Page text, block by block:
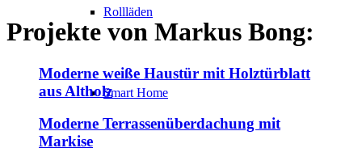
Rollläden
Smart Home
Projekte von Markus Bong:
Moderne weiße Haustür mit Holztürblatt
aus Altholz
Moderne Terrassenüberdachung mit
Markise